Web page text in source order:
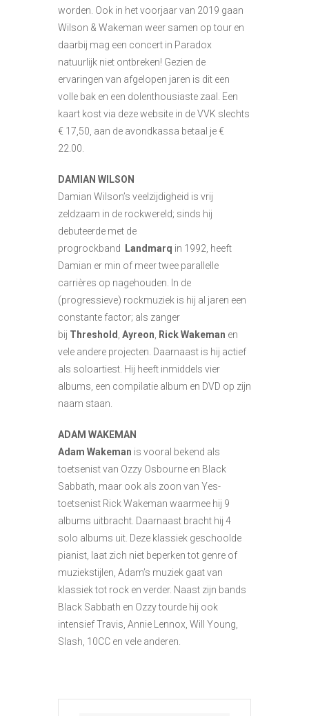
worden. Ook in het voorjaar van 2019 gaan
Wilson & Wakeman weer samen op tour en
daarbij mag een concert in Paradox
natuurlijk niet ontbreken! Gezien de
ervaringen van afgelopen jaren is dit een
volle bak en een dolenthousiaste zaal. Een
kaart kost via deze website in de VVK slechts
€ 17,50, aan de avondkassa betaal je €
22.00.
DAMIAN WILSON
Damian Wilson’s veelzijdigheid is vrij
zeldzaam in de rockwereld; sinds hij
debuteerde met de
progrockband
Landmarq in 1992, heeft
Damian er min of meer twee parallelle
carrières op nagehouden.
In de
(progressieve) rockmuziek is hij al jaren een
constante factor; als zanger
bij Threshold Ayreon Rick Wakeman en
vele andere projecten. Daarnaast is hij actief
als soloartiest. Hij heeft inmiddels vier
albums, een compilatie album en DVD op zijn
naam staan.
ADAM WAKEMAN
Adam Wakeman is vooral bekend als
toetsenist van Ozzy Osbourne en Black
Sabbath, maar ook als zoon van Yes-
toetsenist Rick Wakeman waarmee hij 9
albums uitbracht. Daarnaast bracht hij 4
solo albums uit. Deze klassiek geschoolde
pianist, laat zich niet beperken tot genre of
muziekstijlen, Adam’s muziek gaat van
klassiek tot rock en verder. Naast zijn bands
Black Sabbath en Ozzy tourde hij ook
intensief Travis, Annie Lennox, Will Young,
Slash, 10CC en vele anderen.